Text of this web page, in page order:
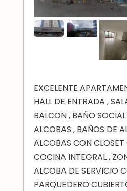
EXCELENTE
HALL DE ENTRADA ,
BALCON , BAÑO SOCIAL
ALCOBAS , BAÑOS DE
ALCOBAS CON
COCINA INTEGRAL ,
ALCOBA DE SERVICIO
PARQUEDERO